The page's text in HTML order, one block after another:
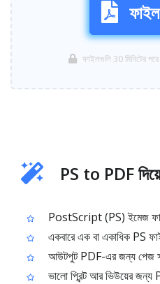
ফাইলগুলি 30 মিনিটের
PS to PDF
PostScript (PS) ইমেজ
একবারে এক বা একাধিক PS
আউটপুট PDF-এর জন্য পেজ
ভালো প্রিন্ট আর ভিউয়ের জন্য